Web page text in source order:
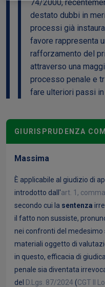
74/2000,
destato dubbi in
processi già
favore rappresenta
rafforzamento del
attraverso una
processo penale e
fare ulteriori passi in
GIURISPRUDENZA
Massima
È applicabile al giudizio di
introdotto dall'art. 1,
secondo cui la sentenza
il fatto non sussiste,
nei confronti del
materiali oggetto di
in questo, efficacia di
penale sia diventata
del D.Lgs. 87/2024(CGT II